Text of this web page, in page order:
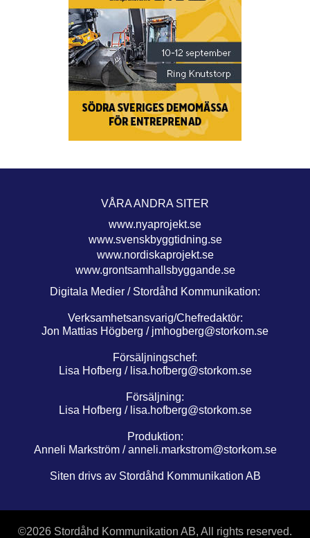
VÅRA ANDRA SITER
www.nyaprojekt.se
www.svenskbyggtidning.se
www.nordiskaprojekt.se
www.grontsamhallsbyggande.se
Digitala Medier / Stordåhd Kommunikation:
Verksamhetsansvarig/Chefredaktör:
Jon Mattias Högberg / jmhogberg@storkom.se
Försäljningschef:
Lisa Hofberg / lisa.hofberg@storkom.se
Försäljning:
Lisa Hofberg / lisa.hofberg@storkom.se
Produktion:
Anneli Markström /anneli.markstrom@storkom.se
Siten drivs av Stordåhd Kommunikation AB
©2026 Stordåhd Kommunikation AB, All rights reserved.